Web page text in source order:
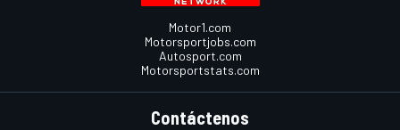
Motor1.com
Motorsportjobs.com
Autosport.com
Motorsportstats.com
Contáctenos